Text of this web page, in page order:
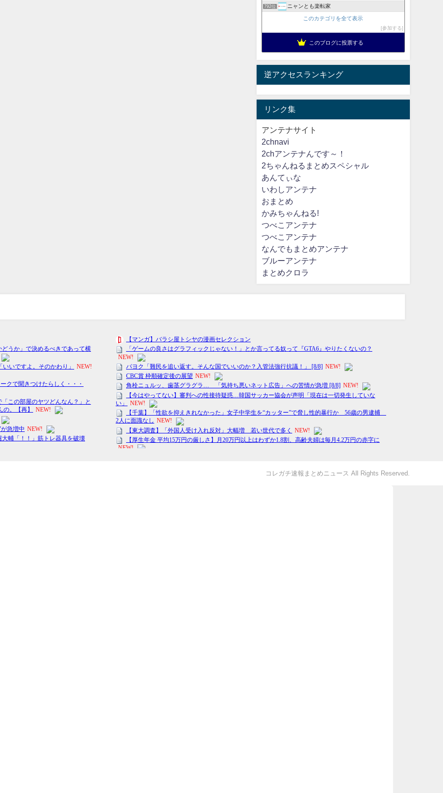
792位 ニャンとも楽転家
このカテゴリを全て表示
参加する
このブログに投票する
逆アクセスランキング
リンク集
アンテナサイト
2chnavi
2chアンテナんです～！
2ちゃんねるまとめスペシャル
あんてぃな
いわしアンテナ
おまとめ
かみちゃんねる!
つべこアンテナ
つべこアンテナ
なんでもまとめアンテナ
ブルーアンテナ
まとめクロラ
コレガチ速報まとめニュース All Rights Reserved.